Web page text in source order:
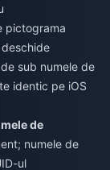
pictograma
sub numele de
identic pe iOS
de
numele de
ul